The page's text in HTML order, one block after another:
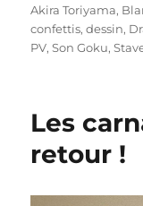
le
Akira Toriyama,
confettis,dessin,
PV,Son Goku,
Les
retour !